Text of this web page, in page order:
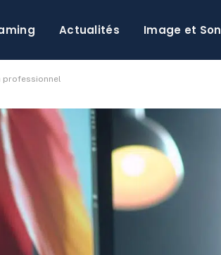
Actualités Image et Son
professionnel